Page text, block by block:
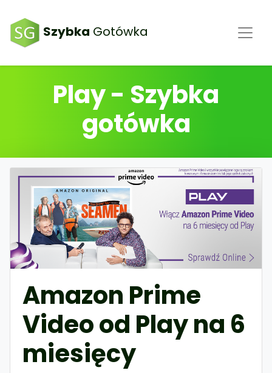
Szybka Gotówka
Play - Szybka
gotówka
Amazon Prime
Video od Play na 6
miesięcy